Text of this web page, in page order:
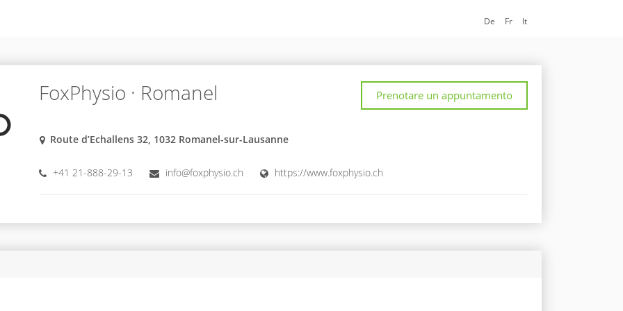
De Fr It
FoxPhysio · Romanel Prenotare un appuntamento
Route d’Echallens 32, 1032 Romanel-sur-Lausanne
+41 21-888-29-13 info@foxphysio.ch https://www.foxphysio.ch